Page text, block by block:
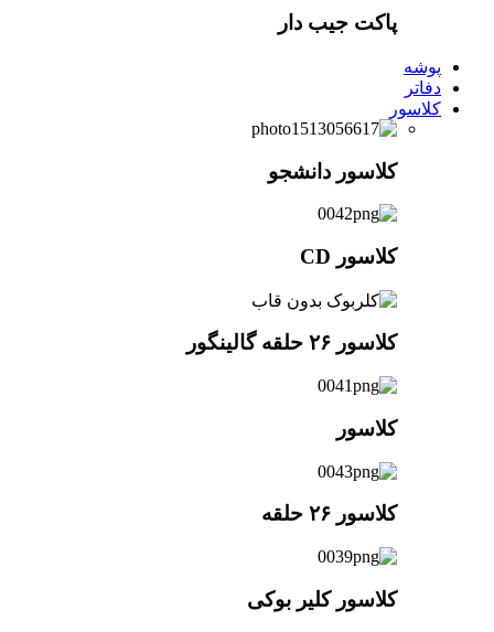
پاکت جیب دار
پوشه
دفاتر
کلاسور
کلاسور دانشجو
کلاسور CD
کلاسور ۲۶ حلقه گالینگور
کلاسور
کلاسور ۲۶ حلقه
کلاسور کلیر بوکی